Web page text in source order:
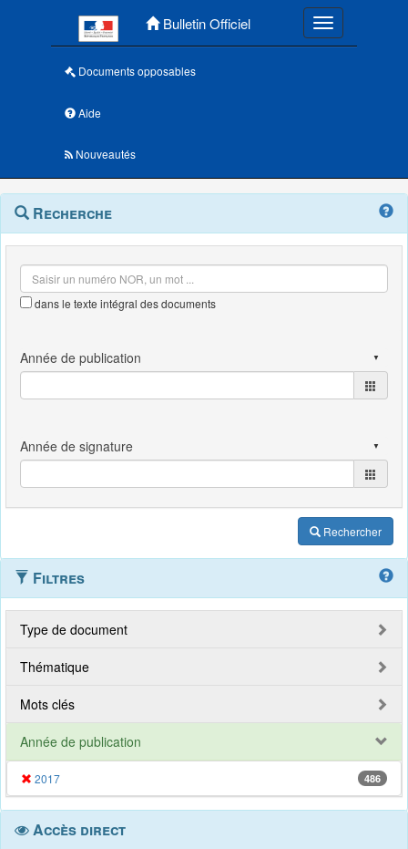
Bulletin Officiel Toggle
Documents opposables
Aide
Nouveautés
Navigation
outils
Menu
contextuel
Recherche
dans le texte intégral des documents
Rechercher
Filtres
Type de document
Thématique
Mots clés
Année de publication
2017 486
Accès direct